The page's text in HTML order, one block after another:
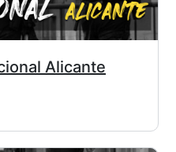
Alicante